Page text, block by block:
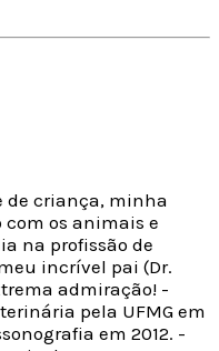
de criança, minha
os animais e
na profissão de
incrível pai (Dr.
admiração! -
pela UFMG em
em 2012. -